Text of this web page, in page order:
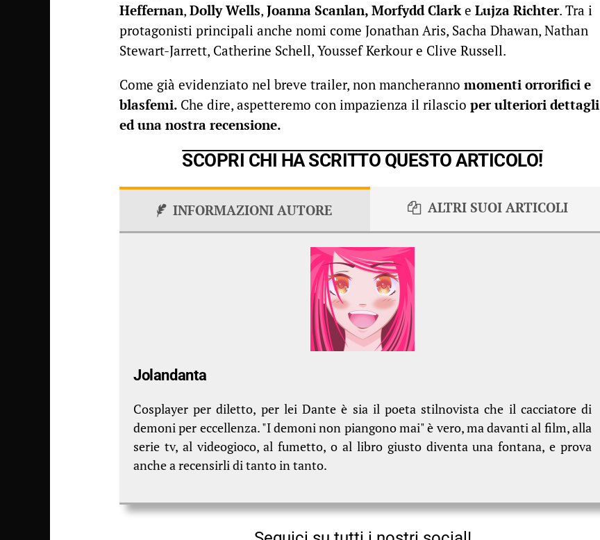
Heffernan, Dolly Wells, Joanna Scanlan, Morfydd Clark e Lujza Richter. Tra i
protagonisti principali anche nomi come Jonathan Aris, Sacha Dhawan, Nathan
Stewart-Jarrett, Catherine Schell, Youssef Kerkour e Clive Russell.
Come già evidenziato nel breve trailer, non mancheranno momenti orrorifici e
blasfemi. Che dire, aspetteremo con impazienza il rilascio per ulteriori dettagli
ed una nostra recensione.
SCOPRI CHI HA SCRITTO QUESTO ARTICOLO!
INFORMAZIONI AUTORE ALTRI SUOI ARTICOLI
Jolandanta
Cosplayer per diletto, per lei Dante è sia il poeta stilnovista che il cacciatore di
demoni per eccellenza. "I demoni non piangono mai" è vero, ma davanti al film, alla
serie tv, al videogioco, al fumetto, o al libro giusto diventa una fontana, e prova
anche a recensirli di tanto in tanto.